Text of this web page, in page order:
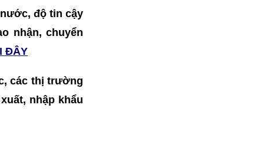
độ tin cậy
nhận, chuyển
ĐÂY
các thị trường
nhập khẩu